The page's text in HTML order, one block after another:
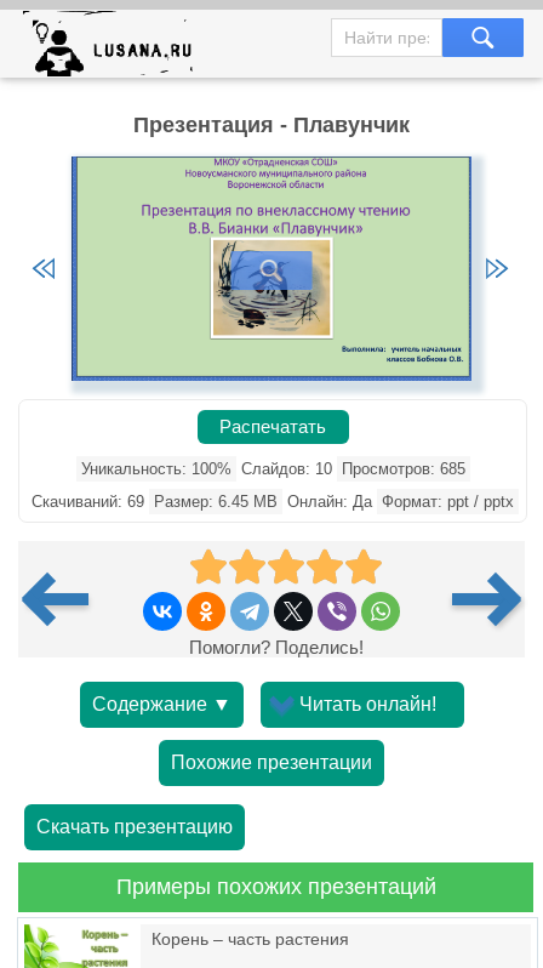
Презентация - Плавунчик
Распечатать
Уникальность: 100% Слайдов: 10
Просмотров: 685
Скачиваний: 69
Размер: 6.45 MB Онлайн: Да Формат: ppt / pptx
Помогли? Поделись!
Содержание ▼ Читать онлайн!
Похожие презентации
Скачать презентацию
Примеры похожих презентаций
Корень – часть растения